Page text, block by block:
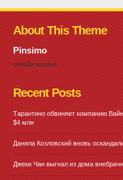
About This Theme
Pinsimo
онлайн казино
Recent Posts
Тарантино обвиняет компанию
$4 млн
Данила Козловский вновь
Джеки Чан выгнал из дома